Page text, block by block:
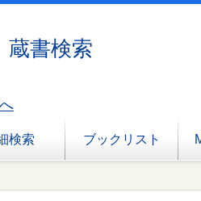
書検索
検索 ブックリスト